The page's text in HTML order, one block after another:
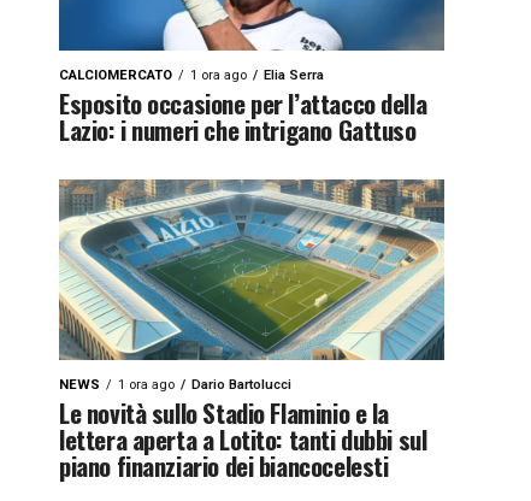
CALCIOMERCATO 1 ora ago Elia Serra
Esposito occasione per l’attacco della
Lazio: i numeri che intrigano Gattuso
NEWS 1 ora ago Dario Bartolucci
Le novità sullo Stadio Flaminio e la
lettera aperta a Lotito: tanti dubbi sul
piano finanziario dei biancocelesti